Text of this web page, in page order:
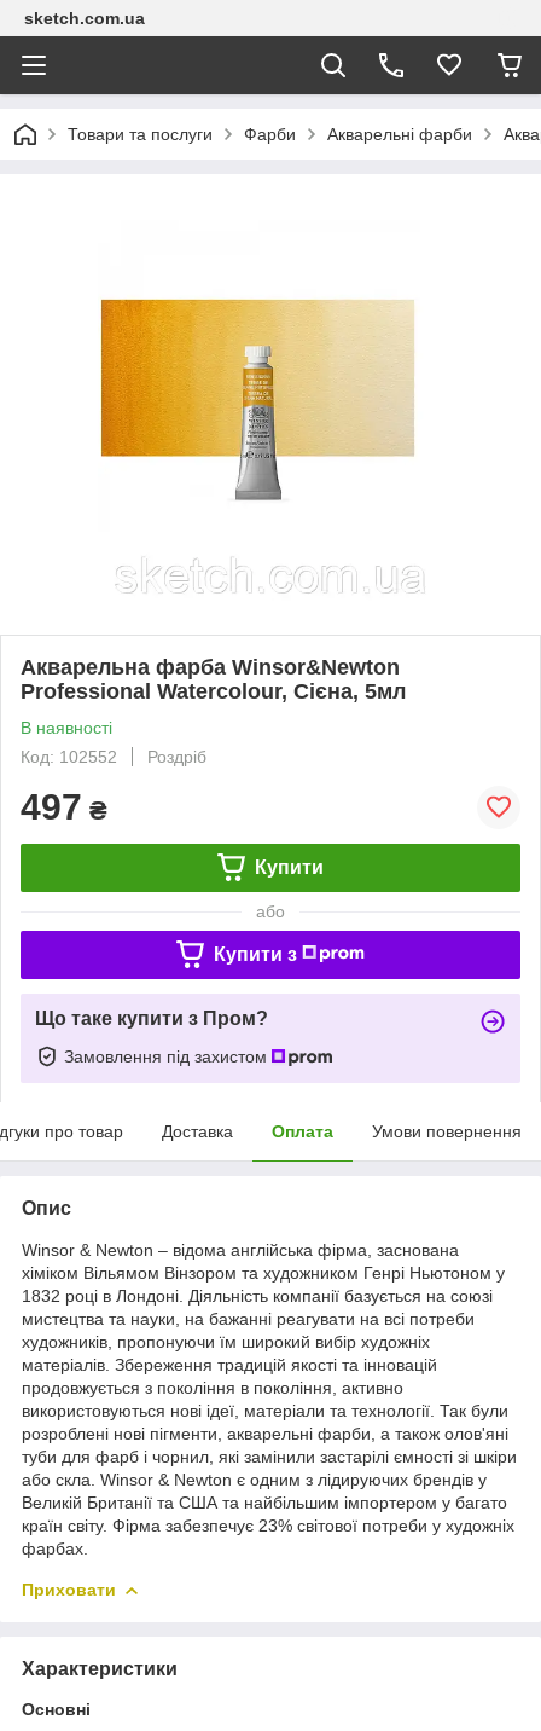
sketch.com.ua
Товари та послуги Фарби Акварельні фарби
Акварельна фарба Winsor&Newton
Professional Watercolour, Сієна, 5мл
В наявності
Код: 102552
Роздріб
497 ₴
Купити
або
Купити з
Що таке купити з Пром?
Замовлення під захистом
про товар Доставка Оплата Умови повернення
Опис
Winsor & Newton – відома англійська фірма, заснована
хіміком Вільямом Вінзором та художником Генрі Ньютоном у
1832 році в Лондоні. Діяльність компанії базується на союзі
мистецтва та науки, на бажанні реагувати на всі потреби
художників, пропонуючи їм широкий вибір художніх
матеріалів. Збереження традицій якості та інновацій
продовжується з покоління в покоління, активно
використовуються нові ідеї, матеріали та технології. Так були
розроблені нові пігменти, акварельні фарби, а також олов'яні
туби для фарб і чорнил, які замінили застарілі ємності зі шкіри
або скла. Winsor & Newton є одним з лідируючих брендів у
Великій Британії та США та найбільшим імпортером у багато
країн світу. Фірма забезпечує 23% світової потреби у художніх
фарбах.
Приховати
Характеристики
Основні